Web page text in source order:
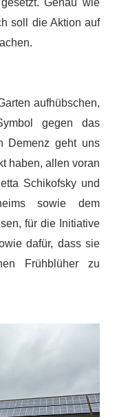
gesetzt. Genau wie
soll die Aktion auf
aufhübschen,
gegen das
Demenz geht uns
haben, allen voran
Schikofsky und
sowie dem
für die Initiative
dafür, dass sie
Frühblüher zu